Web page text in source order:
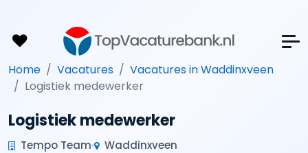
Home Vacatures
Vacatures in Waddinxveen
Logistiek medewerker
Logistiek medewerker
Tempo Team Waddinxveen